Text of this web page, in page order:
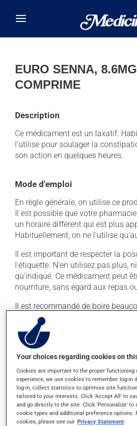
EURO SENNA,
COMPRIME
Description
Ce médicament est un laxatif.
l'utilise pour soulager la
son action en quelques heures.
Mode d'emploi
En règle générale, on utilise ce
Il est possible que votre
un horaire différent qui est plus
Habituellement, on ne l'utilise
Il est important de respecter la
l'étiquette. N'en utilisez pas plus,
qu'indiqué. Ce médicament peut
nourriture, sans égard aux repas
Il est recommandé de boire
le traitement.
Effets indésirables
En plus de ses effets recherchés,
l'occasion entraîner certains effets
secondaires), notamment :
il peut provoquer des maux de
il peut causer des nausées ou,
Your choices regarding cookies on
Cookies are important to the proper functioning
experience, we use cookies to remember log-in
log-in, collect statistics to optimise site
tailored to your interests. Click 'Accept All' to
and go directly to the site. Click 'Personalize' to
cookie types and additional preference options.
cookies, please see our Privacy Statement